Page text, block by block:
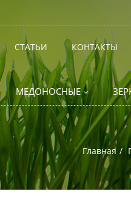
СТАТЬИ КОНТАКТЫ
МЕДОНОСНЫЕ
Главная